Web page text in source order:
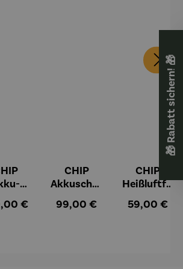
Preis:
€
CHIP
Akkuschra
Regulärer Preis:
99,00 €
CHIP
Heißluftfri
Regulärer
59,00 €
🎁 Rabatt sichern! 🎁